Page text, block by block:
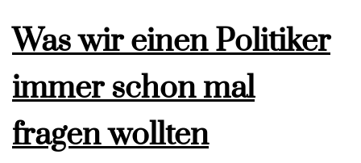
Was wir einen Politiker
immer schon mal
fragen wollten